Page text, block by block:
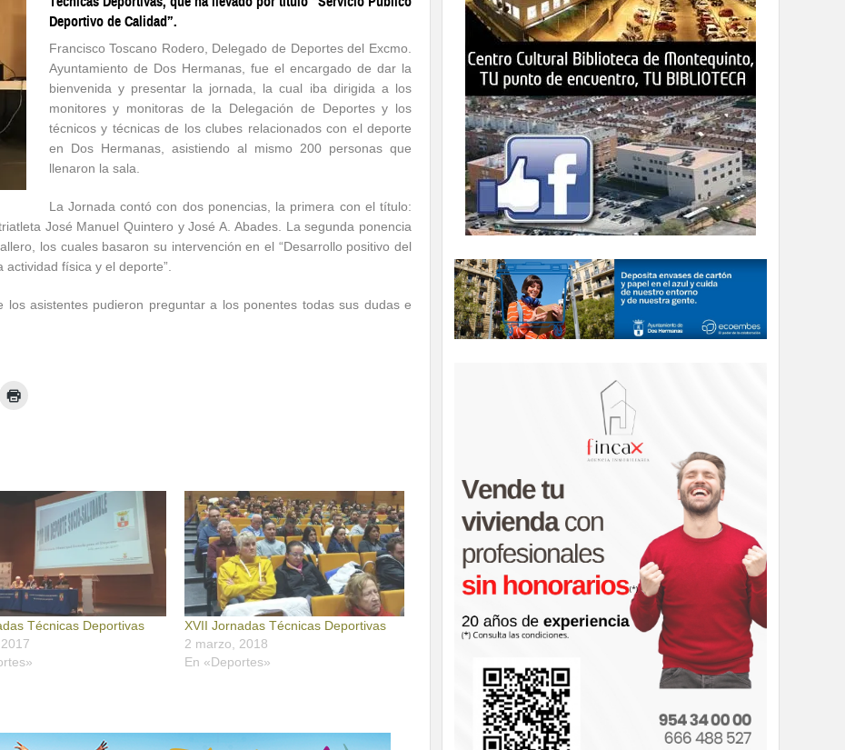
Deportivo de Calidad”.
Francisco Toscano Rodero, Delegado de Deportes del Excmo.
Ayuntamiento de Dos Hermanas, fue el encargado de dar la
bienvenida y presentar la jornada, la cual iba dirigida a los
monitores y monitoras de la Delegación de Deportes y los
técnicos y técnicas de los clubes relacionados con el deporte
en Dos Hermanas, asistiendo al mismo 200 personas que
llenaron la sala.
La Jornada contó con dos ponencias, la primera con el título:
José Manuel Quintero y José A. Abades. La segunda ponencia
los cuales basaron su intervención en el “Desarrollo positivo del
física y el deporte”.
asistentes pudieron preguntar a los ponentes todas sus dudas e
Técnicas Deportivas
XVII Jornadas Técnicas Deportivas
2 marzo, 2018
En «Deportes»